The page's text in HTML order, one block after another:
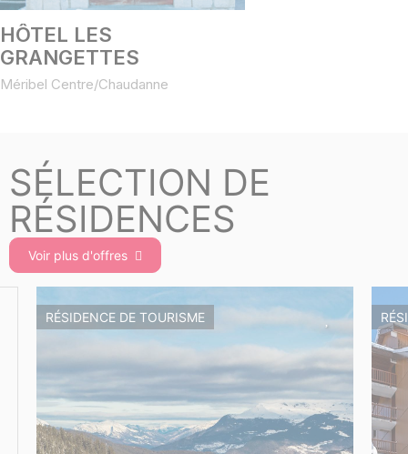
HÔTEL LES
GRANGETTES
Méribel Centre/Chaudanne
SÉLECTION DE
RÉSIDENCES
Voir plus d'offres
RÉSIDENCE DE TOURISME